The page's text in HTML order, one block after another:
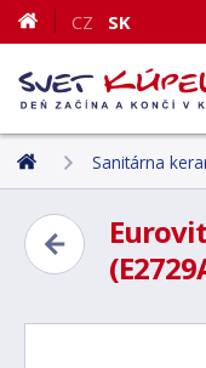
CZ SK
Sanitárna